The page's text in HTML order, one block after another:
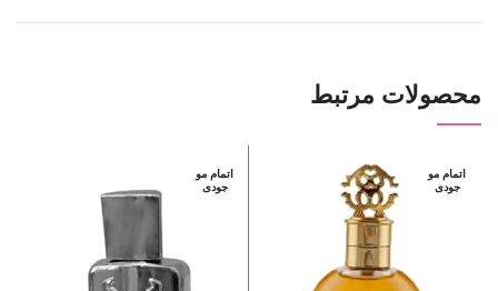
محصولات مرتبط
اتمام مو
جودی
اتمام مو
جودی